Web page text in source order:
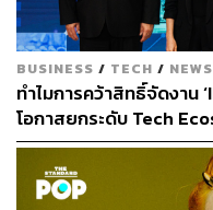
BUSINESS / TECH / NEWS
ทำไมการคว้าสิทธิ์จัดงาน
โอกาสยกระดับ Tech
Hub ของภูมิภาค